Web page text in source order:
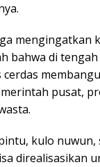
mengingatkan
bahwa di
pusat,
kulo nuwun,
direalisasikan